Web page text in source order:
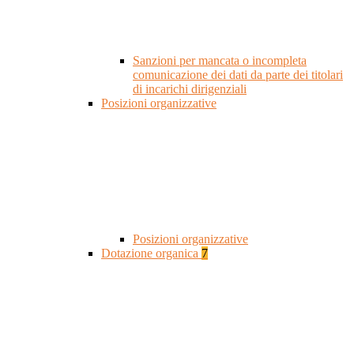
Sanzioni per mancata o incompleta
comunicazione dei dati da parte dei titolari
di incarichi dirigenziali
Posizioni organizzative
Posizioni organizzative
Dotazione organica 7